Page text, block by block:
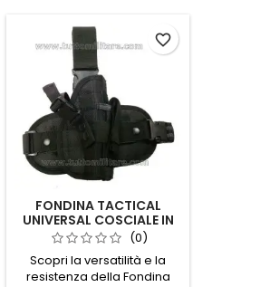
FONDINA TACTICAL
UNIVERSAL COSCIALE IN
CORDURA NERA
(0)
Scopri la versatilità e la
resistenza della Fondina
favorite_border